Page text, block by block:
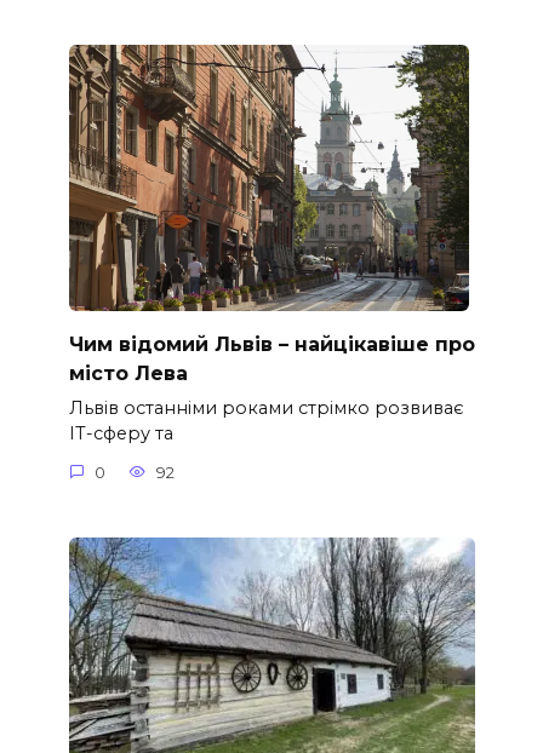
Чим відомий Львів – найцікавіше про
місто Лева
Львів останніми роками стрімко розвиває
ІТ-сферу та
0 92